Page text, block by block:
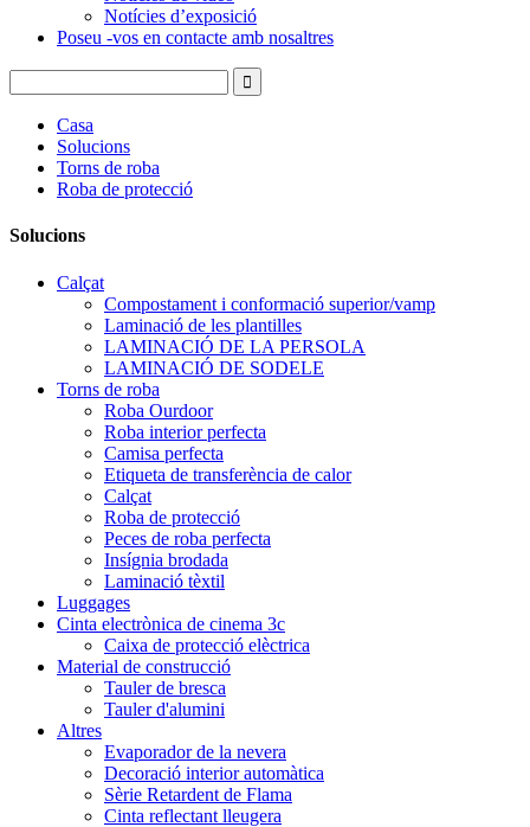
Notícies d’exposició
Poseu -vos en contacte amb nosaltres
Casa
Solucions
Torns de roba
Roba de protecció
Solucions
Calçat
Compostament i conformació superior/vamp
Laminació de les plantilles
LAMINACIÓ DE LA PERSOLA
LAMINACIÓ DE SODELE
Torns de roba
Roba Ourdoor
Roba interior perfecta
Camisa perfecta
Etiqueta de transferència de calor
Calçat
Roba de protecció
Peces de roba perfecta
Insígnia brodada
Laminació tèxtil
Luggages
Cinta electrònica de cinema 3c
Caixa de protecció elèctrica
Material de construcció
Tauler de bresca
Tauler d'alumini
Altres
Evaporador de la nevera
Decoració interior automàtica
Sèrie Retardent de Flama
Cinta reflectant lleugera